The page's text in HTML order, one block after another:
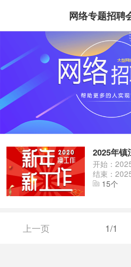
网络专题招聘
2025年镇
开始：
结束：
15个
上一页 1/1